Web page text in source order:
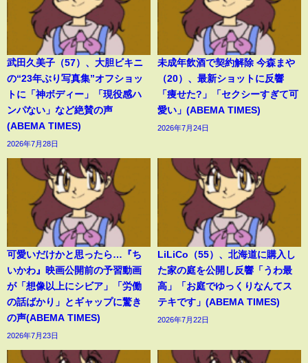
武田久美子（57）、大胆ビキニ
の“23年ぶり写真集”オフショッ
トに「神ボディー」「現役感ハ
ンパない」など絶賛の声
(ABEMA TIMES)
2026年7月28日
未成年飲酒で契約解除 今森まや
（20）、最新ショットに反響
「痩せた?」「セクシーすぎて可
愛い」(ABEMA TIMES)
2026年7月24日
可愛いだけかと思ったら…『ち
いかわ』映画公開前の予習動画
が「想像以上にシビア」「労働
の話ばかり」とギャップに驚き
の声(ABEMA TIMES)
2026年7月23日
LiLiCo（55）、北海道に購入し
た家の庭を公開し反響「うわ最
高」「お庭でゆっくりなんてス
テキです」(ABEMA TIMES)
2026年7月22日